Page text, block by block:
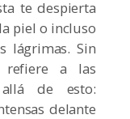
te despierta
piel o incluso
lágrimas. Sin
refiere a las
de esto:
delante